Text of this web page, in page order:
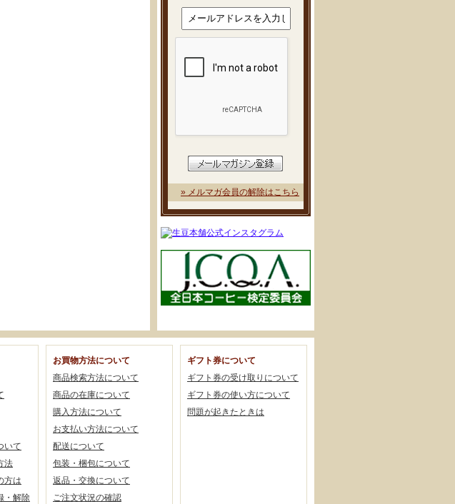
» メルマガ会員の解除はこちら
いて
法
方は
・解除
お買物方法について
商品検索方法について
商品の在庫について
購入方法について
お支払い方法について
配送について
包装・梱包について
返品・交換について
ご注文状況の確認
ギフト券について
ギフト券の受け取りについて
ギフト券の使い方について
問題が起きたときは